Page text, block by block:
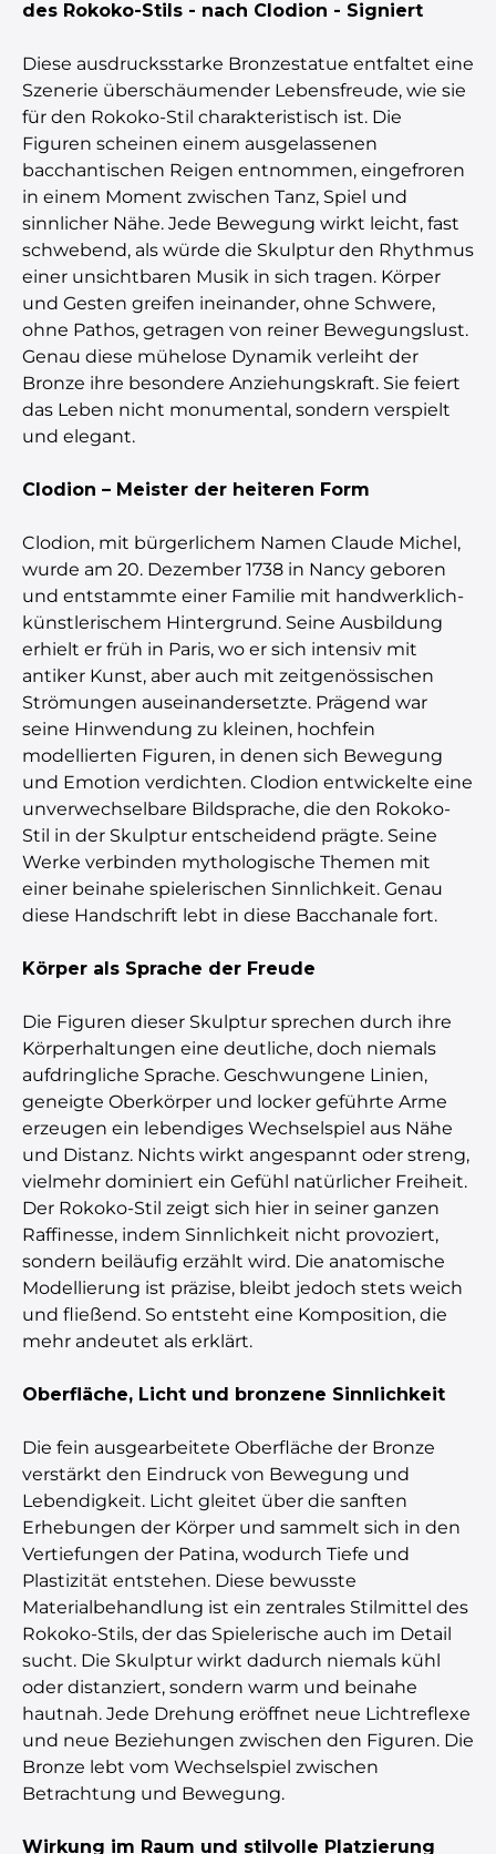
des Rokoko-Stils - nach Clodion - Signiert
Diese ausdrucksstarke Bronzestatue entfaltet eine
Szenerie überschäumender Lebensfreude, wie sie
für den Rokoko-Stil charakteristisch ist. Die
Figuren scheinen einem ausgelassenen
bacchantischen Reigen entnommen, eingefroren
in einem Moment zwischen Tanz, Spiel und
sinnlicher Nähe. Jede Bewegung wirkt leicht, fast
schwebend, als würde die Skulptur den Rhythmus
einer unsichtbaren Musik in sich tragen. Körper
und Gesten greifen ineinander, ohne Schwere,
ohne Pathos, getragen von reiner Bewegungslust.
Genau diese mühelose Dynamik verleiht der
Bronze ihre besondere Anziehungskraft. Sie feiert
das Leben nicht monumental, sondern verspielt
und elegant.
Clodion – Meister der heiteren Form
Clodion, mit bürgerlichem Namen Claude Michel,
wurde am 20. Dezember 1738 in Nancy geboren
und entstammte einer Familie mit handwerklich-
künstlerischem Hintergrund. Seine Ausbildung
erhielt er früh in Paris, wo er sich intensiv mit
antiker Kunst, aber auch mit zeitgenössischen
Strömungen auseinandersetzte. Prägend war
seine Hinwendung zu kleinen, hochfein
modellierten Figuren, in denen sich Bewegung
und Emotion verdichten. Clodion entwickelte eine
unverwechselbare Bildsprache, die den Rokoko-
Stil in der Skulptur entscheidend prägte. Seine
Werke verbinden mythologische Themen mit
einer beinahe spielerischen Sinnlichkeit. Genau
diese Handschrift lebt in diese Bacchanale fort.
Körper als Sprache der Freude
Die Figuren dieser Skulptur sprechen durch ihre
Körperhaltungen eine deutliche, doch niemals
aufdringliche Sprache. Geschwungene Linien,
geneigte Oberkörper und locker geführte Arme
erzeugen ein lebendiges Wechselspiel aus Nähe
und Distanz. Nichts wirkt angespannt oder streng,
vielmehr dominiert ein Gefühl natürlicher Freiheit.
Der Rokoko-Stil zeigt sich hier in seiner ganzen
Raffinesse, indem Sinnlichkeit nicht provoziert,
sondern beiläufig erzählt wird. Die anatomische
Modellierung ist präzise, bleibt jedoch stets weich
und fließend. So entsteht eine Komposition, die
mehr andeutet als erklärt.
Oberfläche, Licht und bronzene Sinnlichkeit
Die fein ausgearbeitete Oberfläche der Bronze
verstärkt den Eindruck von Bewegung und
Lebendigkeit. Licht gleitet über die sanften
Erhebungen der Körper und sammelt sich in den
Vertiefungen der Patina, wodurch Tiefe und
Plastizität entstehen. Diese bewusste
Materialbehandlung ist ein zentrales Stilmittel des
Rokoko-Stils, der das Spielerische auch im Detail
sucht. Die Skulptur wirkt dadurch niemals kühl
oder distanziert, sondern warm und beinahe
hautnah. Jede Drehung eröffnet neue Lichtreflexe
und neue Beziehungen zwischen den Figuren. Die
Bronze lebt vom Wechselspiel zwischen
Betrachtung und Bewegung.
Wirkung im Raum und stilvolle Platzierung